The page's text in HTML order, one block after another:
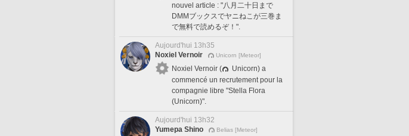
nouvel article : "八月二十日まで
DMMブックスでヤニねこが三巻ま
で無料で読めるぞ！".
Aujourd'hui 13h35
Noxiel Vernoir
Unicorn [Meteor]
Noxiel Vernoir (
Unicorn) a
commencé un recrutement pour la
compagnie libre "Stella Flora
(Unicorn)".
Aujourd'hui 13h32
Yumepa Shino
Belias [Meteor]